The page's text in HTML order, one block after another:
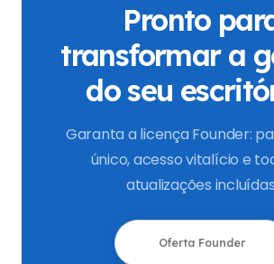
Pronto
transformar a
do seu
Garanta a licença Founder:
único, acesso vitalício e
atualizações
Oferta Founder